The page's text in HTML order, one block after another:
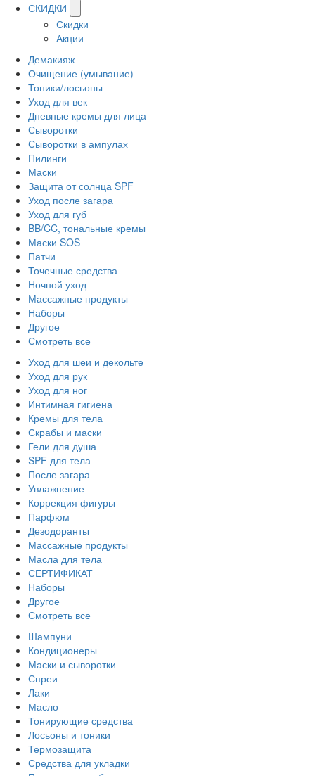
СКИДКИ
Скидки
Акции
Демакияж
Очищение (умывание)
Тоники/лосьоны
Уход для век
Дневные кремы для лица
Сыворотки
Сыворотки в ампулах
Пилинги
Маски
Защита от солнца SPF
Уход после загара
Уход для губ
BB/CC, тональные кремы
Маски SOS
Патчи
Точечные средства
Ночной уход
Массажные продукты
Наборы
Другое
Смотреть все
Уход для шеи и декольте
Уход для рук
Уход для ног
Интимная гигиена
Кремы для тела
Скрабы и маски
Гели для душа
SPF для тела
После загара
Увлажнение
Коррекция фигуры
Парфюм
Дезодоранты
Массажные продукты
Масла для тела
СЕРТИФИКАТ
Наборы
Другое
Смотреть все
Шампуни
Кондиционеры
Маски и сыворотки
Спреи
Лаки
Масло
Тонирующие средства
Лосьоны и тоники
Термозащита
Средства для укладки